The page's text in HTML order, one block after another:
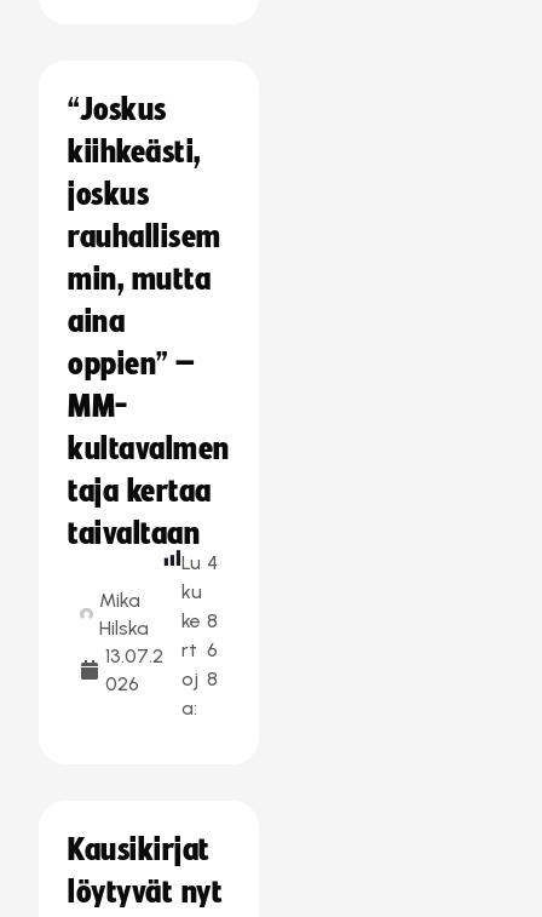
“Joskus
kiihkeästi,
joskus
rauhallisem
min, mutta
aina
oppien” –
MM-
kultavalmen
taja kertaa
taivaltaan
Mika
Hilska
13.07.2
026
Lu
ku
ke
rt
oj
a:
4
8
6
8
Kausikirjat
löytyvät nyt